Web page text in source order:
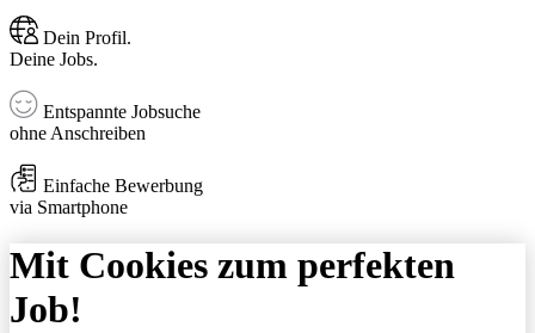
Dein Profil.
Deine Jobs.
Entspannte Jobsuche
ohne Anschreiben
Einfache Bewerbung
via Smartphone
Mit Cookies zum perfekten
Job!